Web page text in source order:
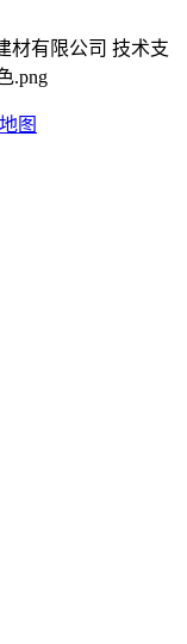
材有限公司 技术支
图